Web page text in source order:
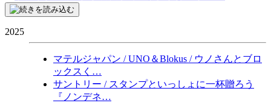
2025
マテルジャパン / UNO＆Blokus / ウノさんとブロ
ックスく…
サントリー / スタンプといっしょに一杯贈ろう
『ノンデネ…